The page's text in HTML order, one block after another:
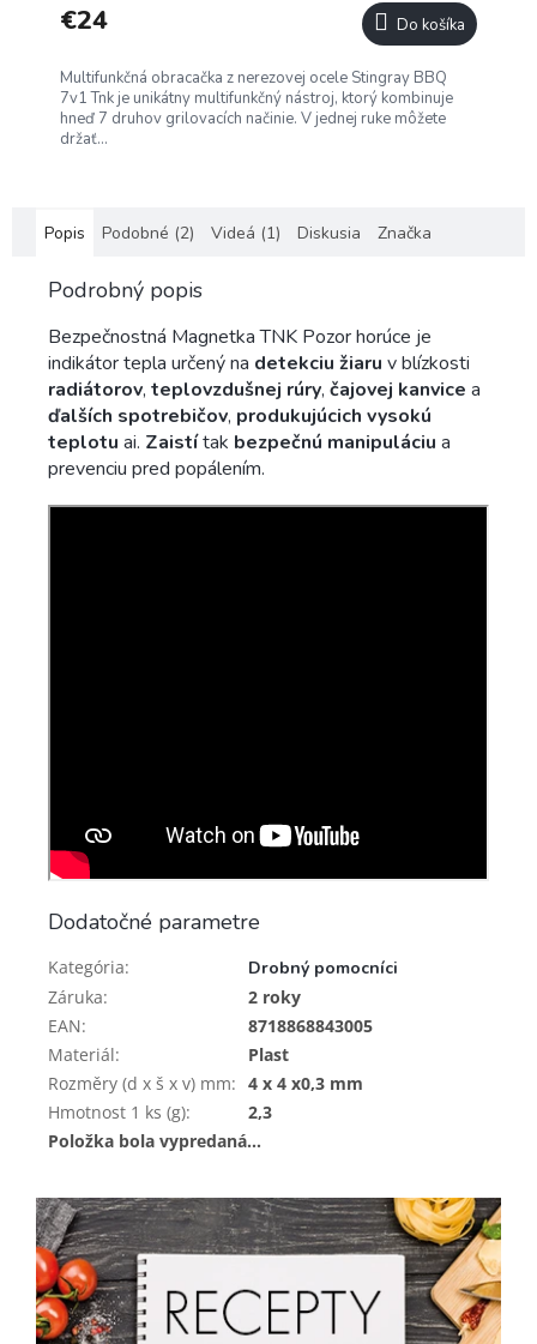
€24 Do košíka
Multifunkčná obracačka z nerezovej ocele Stingray BBQ
7v1 Tnk je unikátny multifunkčný nástroj, ktorý kombinuje
hneď 7 druhov grilovacích načinie. V jednej ruke môžete
držať...
Popis Podobné (2) Videá (1) Diskusia Značka
Podrobný popis
Bezpečnostná Magnetka TNK Pozor horúce je
indikátor tepla určený na detekciu žiaru v blízkosti
radiátorov, teplovzdušnej rúry, čajovej kanvice a
ďalších spotrebičov, produkujúcich vysokú
teplotu ai. Zaistítak bezpečnú manipuláciu a
prevenciu pred popálením.
Dodatočné parametre
Kategória:
Drobný pomocníci
Záruka:
2 roky
EAN:
8718868843005
Materiál:
Plast
Rozměry (d x š x v) mm: 4 x 4 x0,3 mm
Hmotnost 1 ks (g):
2,3
Položka bola vypredaná…